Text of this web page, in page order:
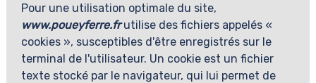
Pour une utilisation optimale du site,
www.poueyferre.frutilise des fichiers appelés «
cookies », susceptibles d'être enregistrés sur le
terminal de l'utilisateur. Un cookie est un fichier
texte stocké par le navigateur, qui lui permet de